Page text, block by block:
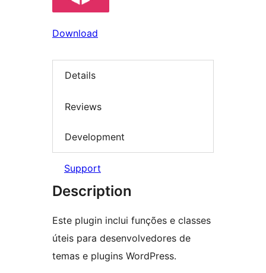
Download
Details
Reviews
Development
Support
Description
Este plugin inclui funções e classes
úteis para desenvolvedores de
temas e plugins WordPress.